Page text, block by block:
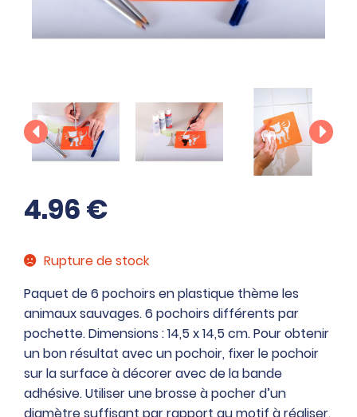
4.96€
Rupture de stock
Paquet de 6 pochoirs en plastique thème les
animaux sauvages. 6 pochoirs différents par
pochette. Dimensions : 14,5 x 14,5 cm. Pour obtenir
un bon résultat avec un pochoir, fixer le pochoir
sur la surface à décorer avec de la bande
adhésive. Utiliser une brosse à pocher d’un
diamètre suffisant par rapport au motif à réaliser.